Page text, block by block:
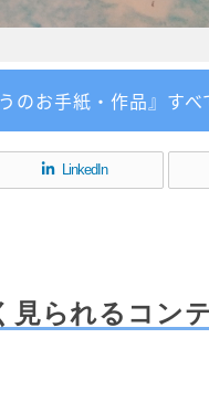
のお手紙・作品』すべ
LinkedIn
見られるコン